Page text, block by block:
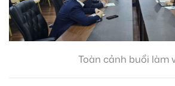
Toàn cảnh buổi làm